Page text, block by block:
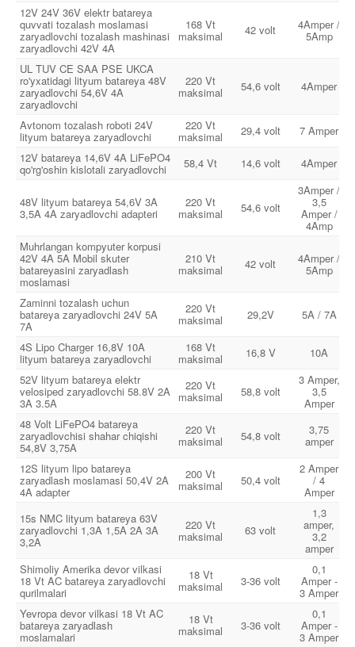
12V 24V 36V elektr batareya
quvvati tozalash moslamasi
zaryadlovchi tozalash mashinasi
zaryadlovchi 42V 4A
168 Vt
maksimal 42 volt 4Amper /
5Amp
UL TUV CE SAA PSE UKCA
ro'yxatidagi lityum batareya 48V
zaryadlovchi 54,6V 4A
zaryadlovchi
220 Vt
maksimal 54,6 volt 4Amper
Avtonom tozalash roboti 24V
lityum batareya zaryadlovchi
220 Vt
maksimal 29,4 volt 7 Amper
12V batareya 14,6V 4A LiFePO4
qo'rg'oshin kislotali zaryadlovchi 58,4 Vt 14,6 volt 4Amper
48V lityum batareya 54,6V 3A
3,5A 4A zaryadlovchi adapteri
220 Vt
maksimal 54,6 volt
3Amper /
3,5
Amper /
4Amp
Muhrlangan kompyuter korpusi
42V 4A 5A Mobil skuter
batareyasini zaryadlash
moslamasi
210 Vt
maksimal 42 volt 4Amper /
5Amp
Zaminni tozalash uchun
batareya zaryadlovchi 24V 5A
7A
220 Vt
maksimal 29,2V 5A / 7A
4S Lipo Charger 16,8V 10A
lityum batareya zaryadlovchi
168 Vt
maksimal 16,8 V 10A
52V lityum batareya elektr
velosiped zaryadlovchi 58.8V 2A
3A 3.5A
220 Vt
maksimal 58,8 volt
3 Amper,
3,5
Amper
48 Volt LiFePO4 batareya
zaryadlovchisi shahar chiqishi
54,8V 3,75A
220 Vt
maksimal 54,8 volt 3,75
amper
12S lityum lipo batareya
zaryadlash moslamasi 50,4V 2A
4A adapter
200 Vt
maksimal 50,4 volt
2 Amper
/ 4
Amper
15s NMC lityum batareya 63V
zaryadlovchi 1,3A 1,5A 2A 3A
3,2A
220 Vt
maksimal 63 volt
1,3
amper,
3,2
amper
Shimoliy Amerika devor vilkasi
18 Vt AC batareya zaryadlovchi
qurilmalari
18 Vt
maksimal 3-36 volt
0,1
Amper -
3 Amper
Yevropa devor vilkasi 18 Vt AC
batareya zaryadlash
moslamalari
18 Vt
maksimal 3-36 volt
0,1
Amper -
3 Amper